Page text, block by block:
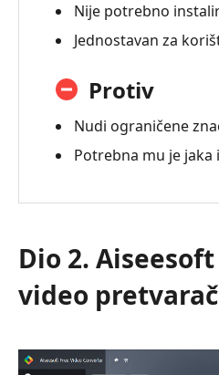
PavTube
Video
Converter
Dio
Često
postavljana
o
WMA
Converter
Nije potrebno
Jednostavan za
Protiv
Nudi ograničene
Potrebna mu je jaka
Dio 2.
video pretvarač